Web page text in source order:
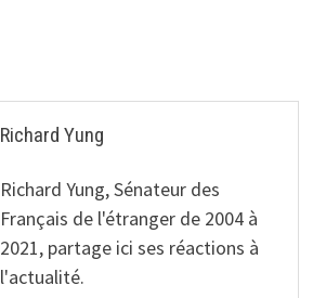
Richard Yung
Richard Yung, Sénateur des
Français de l'étranger de 2004 à
2021, partage ici ses réactions à
l'actualité.